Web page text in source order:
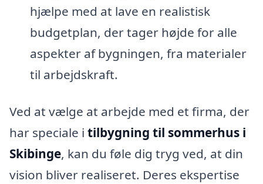
hjælpe med at lave en realistisk
budgetplan, der tager højde for alle
aspekter af bygningen, fra materialer
til arbejdskraft.
Ved at vælge at arbejde med et firma, der
har speciale i tilbygning til sommerhus i
Skibinge, kan du føle dig tryg ved, at din
vision bliver realiseret. Deres ekspertise